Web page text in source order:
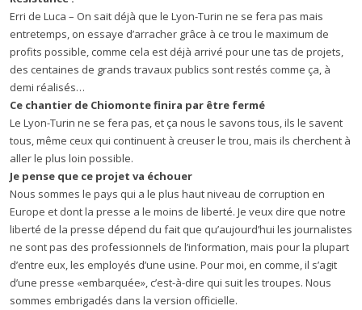
Erri de Luca – On sait déjà que le Lyon-Turin ne se fera pas mais
entretemps, on essaye d’arracher grâce à ce trou le maximum de
profits possible, comme cela est déjà arrivé pour une tas de projets,
des centaines de grands travaux publics sont restés comme ça, à
demi réalisés…
Ce chantier de Chiomonte finira par être fermé
Le Lyon-Turin ne se fera pas, et ça nous le savons tous, ils le savent
tous, même ceux qui continuent à creuser le trou, mais ils cherchent à
aller le plus loin possible.
Je pense que ce projet va échouer
Nous sommes le pays qui a le plus haut niveau de corruption en
Europe et dont la presse a le moins de liberté. Je veux dire que notre
liberté de la presse dépend du fait que qu’aujourd’hui les journalistes
ne sont pas des professionnels de l’information, mais pour la plupart
d’entre eux, les employés d’une usine. Pour moi, en comme, il s’agit
d’une presse «embarquée», c’est-à-dire qui suit les troupes. Nous
sommes embrigadés dans la version officielle.